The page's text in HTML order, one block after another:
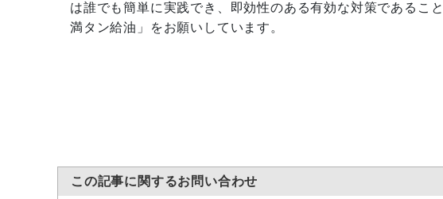
は誰でも簡単に実践でき、即効性のある有効な対策であるこ
満タン給油」をお願いしています。
この記事に関するお問い合わせ